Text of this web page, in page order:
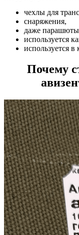
чехлы для
снаряжения,
даже парашюты
используется
используется
Почему